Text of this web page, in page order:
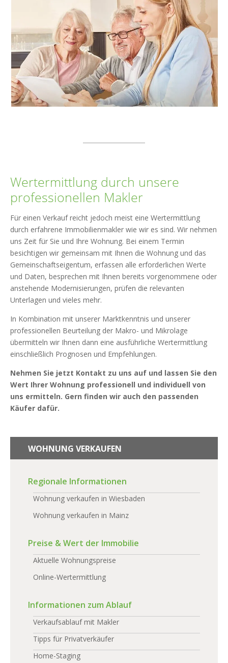
Wertermittlung durch unsere
professionellen Makler
Für einen Verkauf reicht jedoch meist eine Wertermittlung
durch erfahrene Immobilienmakler wie wir es sind. Wir nehmen
uns Zeit für Sie und Ihre Wohnung. Bei einem Termin
besichtigen wir gemeinsam mit Ihnen die Wohnung und das
Gemeinschaftseigentum, erfassen alle erforderlichen Werte
und Daten, besprechen mit Ihnen bereits vorgenommene oder
anstehende Modernisierungen, prüfen die relevanten
Unterlagen und vieles mehr.
In Kombination mit unserer Marktkenntnis und unserer
professionellen Beurteilung der Makro- und Mikrolage
übermitteln wir Ihnen dann eine ausführliche Wertermittlung
einschließlich Prognosen und Empfehlungen.
Nehmen Sie jetzt Kontakt zu uns auf und lassen Sie den
Wert Ihrer Wohnung professionell und individuell von
uns ermitteln. Gern finden wir auch den passenden
Käufer dafür.
WOHNUNG VERKAUFEN
Regionale Informationen
Wohnung verkaufen in Wiesbaden
Wohnung verkaufen in Mainz
Preise & Wert der Immobilie
Aktuelle Wohnungspreise
Online-Wertermittlung
Informationen zum Ablauf
Verkaufsablauf mit Makler
Tipps für Privatverkäufer
Home-Staging